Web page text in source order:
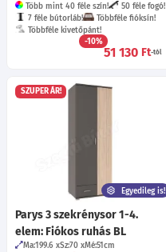
Több mint 40 féle szín!
50 féle fogó!
7 féle bútorláb!
Többféle fióksín!
Többféle kivetőpánt!
-10%
51 130 Ft-tól
SZUPER ÁR!
Egyedileg is!
Parys 3 szekrénysor 1-4.
elem: Fiókos ruhás BL
Ma:199.6 Sz:70 Mé:51cm